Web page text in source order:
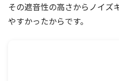
その遮音性の高さからノイズ
やすかったからです。